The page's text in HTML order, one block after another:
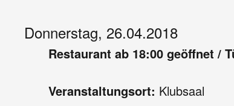
Donnerstag, 26.04.2018
Restaurant ab 18:00 geöffnet /
Veranstaltungsort: Klubsaal